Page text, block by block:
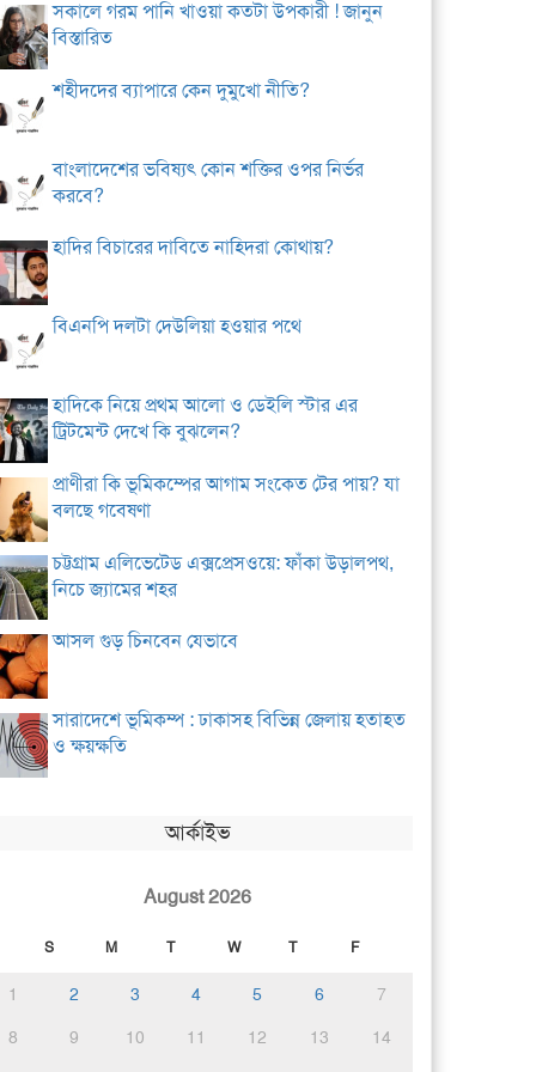
সকালে গরম পানি খাওয়া কতটা উপকারী ! জানুন
বিস্তারিত
শহীদদের ব্যাপারে কেন দুমুখো নীতি?
বাংলাদেশের ভবিষ্যৎ কোন শক্তির ওপর নির্ভর
করবে?
হাদির বিচারের দাবিতে নাহিদরা কোথায়?
বিএনপি দলটা দেউলিয়া হওয়ার পথে
হাদিকে নিয়ে প্রথম আলো ও ডেইলি স্টার এর
ট্রিটমেন্ট দেখে কি বুঝলেন?
প্রাণীরা কি ভূমিকম্পের আগাম সংকেত টের পায়? যা
বলছে গবেষণা
চট্টগ্রাম এলিভেটেড এক্সপ্রেসওয়ে: ফাঁকা উড়ালপথ,
নিচে জ্যামের শহর
আসল গুড় চিনবেন যেভাবে
সারাদেশে ভূমিকম্প : ঢাকাসহ বিভিন্ন জেলায় হতাহত
ও ক্ষয়ক্ষতি
আর্কাইভ
August 2026
S M T W T F
1 2 3 4 5 6
7
8
9 10 11 12 13
14